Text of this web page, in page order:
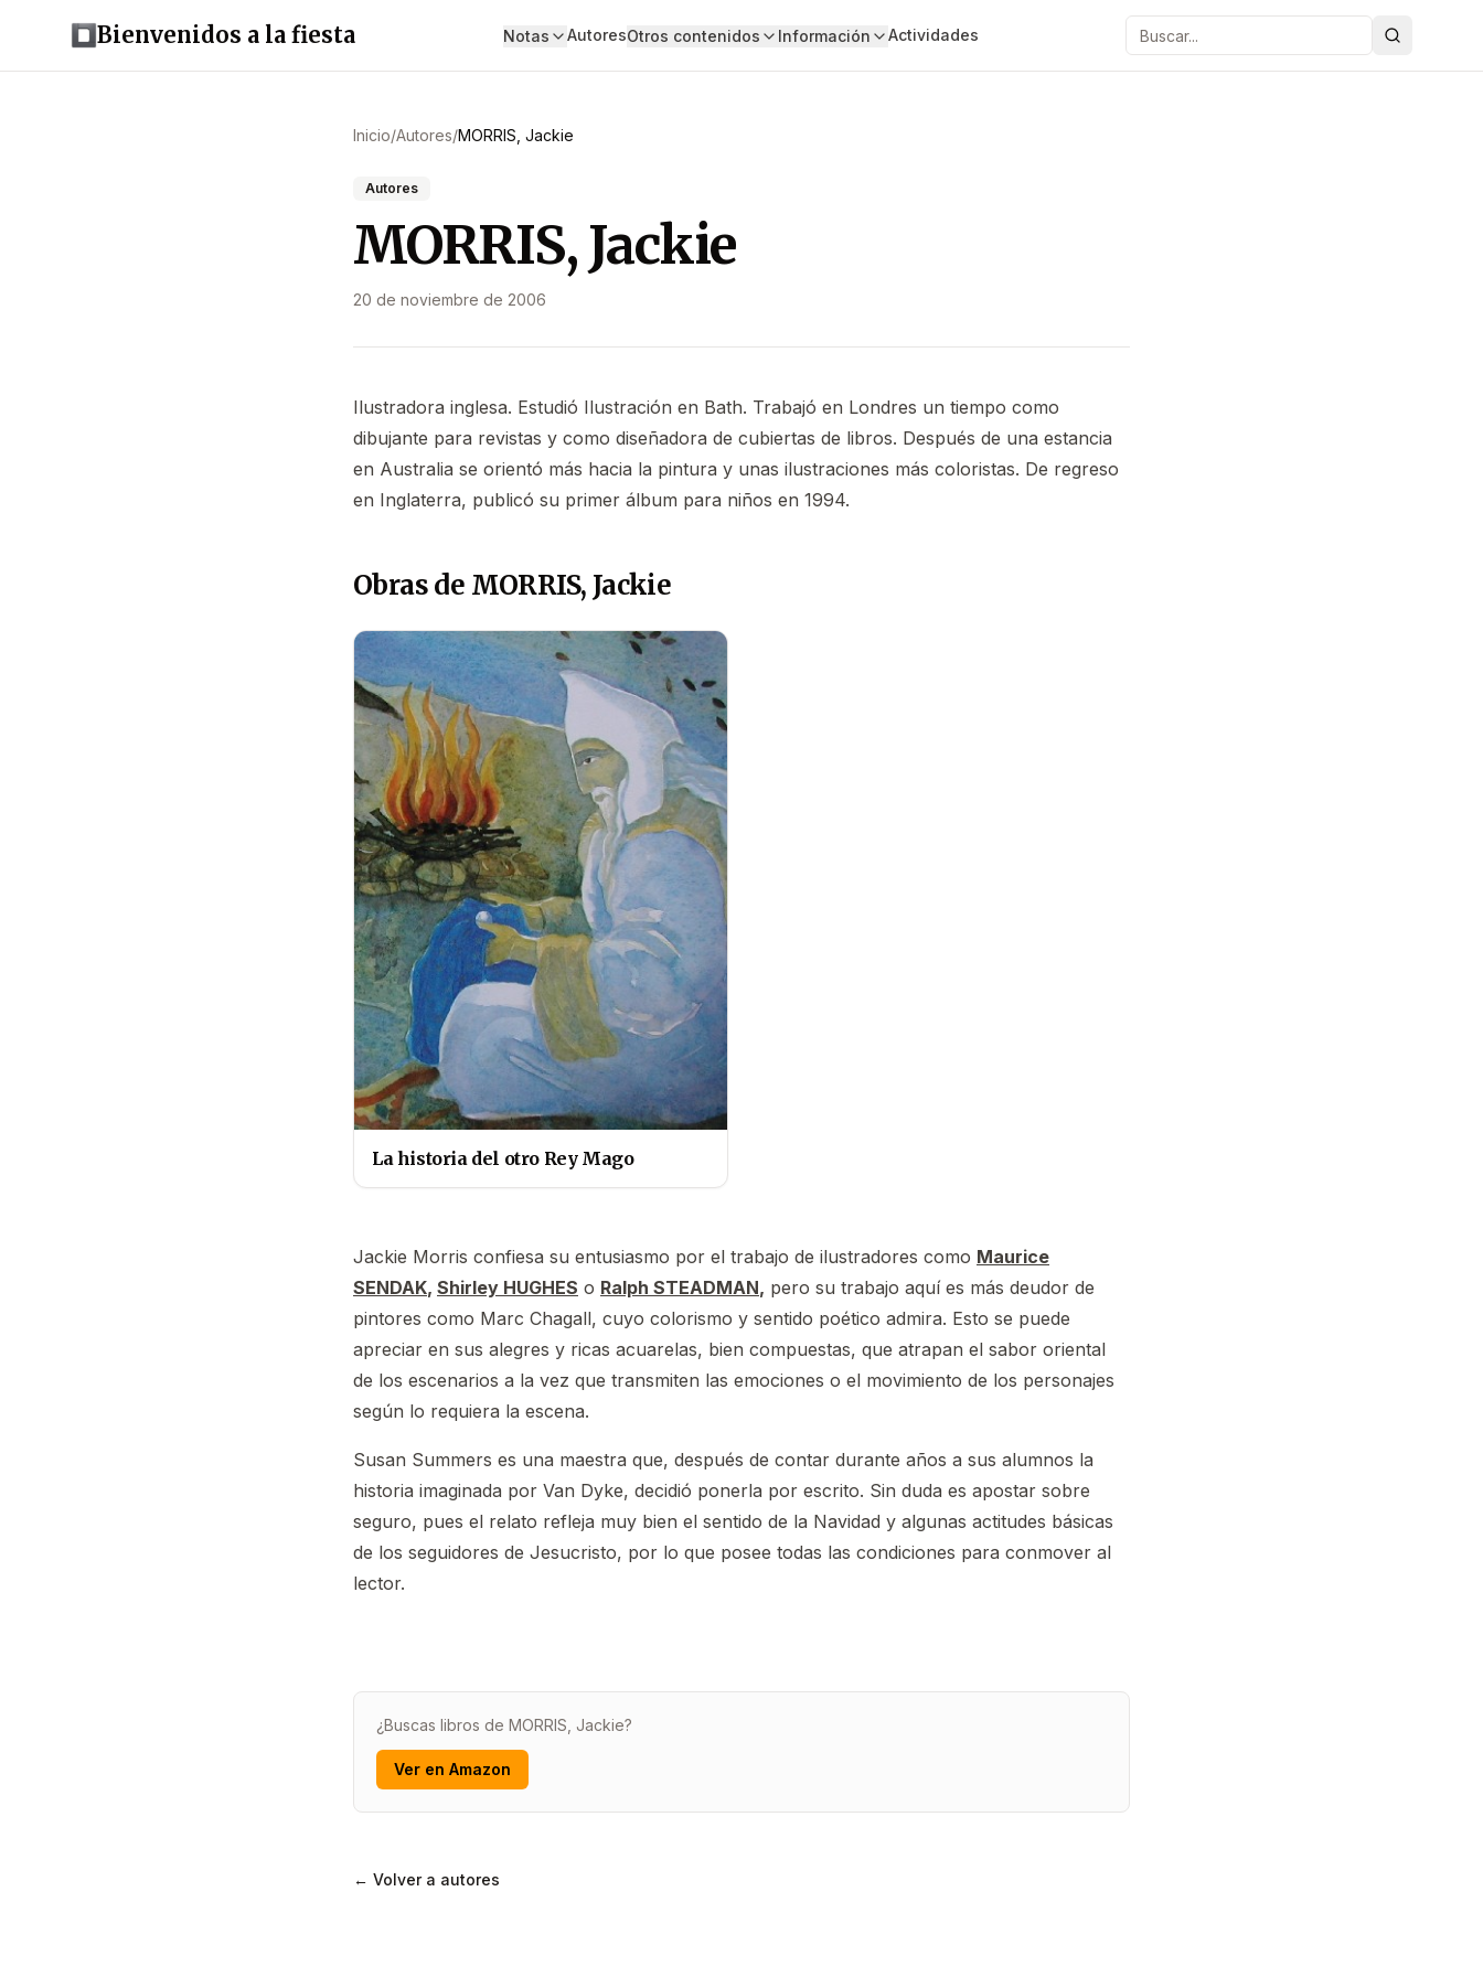
Bienvenidos a la fiesta Notas AutoresOtros contenidos Información Actividades Buscar
Inicio/Autores/MORRIS, Jackie
Autores
MORRIS, Jackie
20 de noviembre de 2006
Ilustradora inglesa. Estudió Ilustración en Bath. Trabajó en Londres un tiempo como
dibujante para revistas y como diseñadora de cubiertas de libros. Después de una estancia
en Australia se orientó más hacia la pintura y unas ilustraciones más coloristas. De regreso
en Inglaterra, publicó su primer álbum para niños en 1994.
Obras de MORRIS, Jackie
La historia del otro Rey Mago
Jackie Morris confiesa su entusiasmo por el trabajo de ilustradores como Maurice
SENDAK, Shirley HUGHES o Ralph STEADMAN, pero su trabajo aquí es más deudor de
pintores como Marc Chagall, cuyo colorismo y sentido poético admira. Esto se puede
apreciar en sus alegres y ricas acuarelas, bien compuestas, que atrapan el sabor oriental
de los escenarios a la vez que transmiten las emociones o el movimiento de los personajes
según lo requiera la escena.
Susan Summers es una maestra que, después de contar durante años a sus alumnos la
historia imaginada por Van Dyke, decidió ponerla por escrito. Sin duda es apostar sobre
seguro, pues el relato refleja muy bien el sentido de la Navidad y algunas actitudes básicas
de los seguidores de Jesucristo, por lo que posee todas las condiciones para conmover al
lector.
¿Buscas libros de MORRIS, Jackie?
Ver en Amazon
← Volver a autores